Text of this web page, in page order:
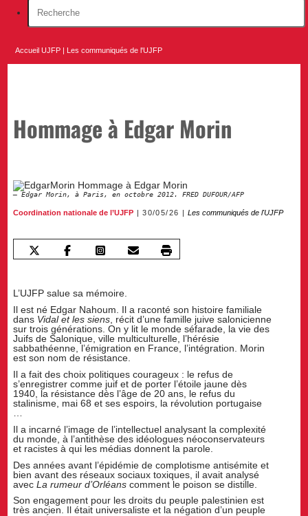
Accueil UJFP Les communiqués de l'UJFP
Hommage à Edgar Morin
Edgar Morin, à Paris, en octobre 2012. FRED DUFOUR/AFP
Coordination nationale de l’UJFP 30/05/26 Les communiqués de l'UJFP
L’UJFP salue sa mémoire.
Il est né Edgar Nahoum. Il a raconté son histoire familiale
dans Vidal et les siens , récit d’une famille juive salonicienne
sur trois générations. On y lit le monde séfarade, la vie des
Juifs de Salonique, ville multiculturelle, l’hérésie
sabbathéenne, l’émigration en France, l’intégration. Morin
est son nom de résistance.
Il a fait des choix politiques courageux : le refus de
s’enregistrer comme juif et de porter l’étoile jaune dès
1940, la résistance dès l’âge de 20 ans, le refus du
stalinisme, mai 68 et ses espoirs, la révolution portugaise
Il a incarné l’image de l’intellectuel analysant la complexité
du monde, à l’antithèse des idéologues néoconservateurs
et racistes à qui les médias donnent la parole.
Des années avant l’épidémie de complotisme antisémite et
bien avant des réseaux sociaux toxiques, il avait analysé
avecLa rumeur d’Orléanscomment le poison se distille.
Son engagement pour les droits du peuple palestinien est
très ancien. Il était universaliste et la négation d’un peuple